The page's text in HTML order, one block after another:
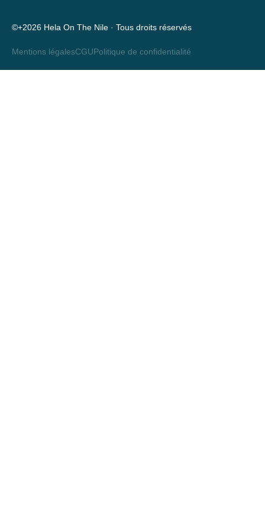
©+2026 Hela On The Nile · Tous droits réservés
Mentions légalesCGUPolitique de confidentialité